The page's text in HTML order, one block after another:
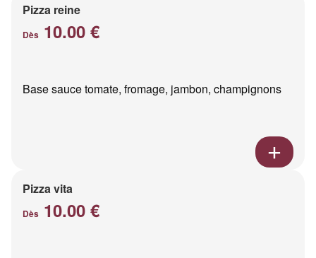
Pizza reine
Dès 10.00 €
Base sauce tomate, fromage, jambon, champignons
Pizza vita
Dès 10.00 €